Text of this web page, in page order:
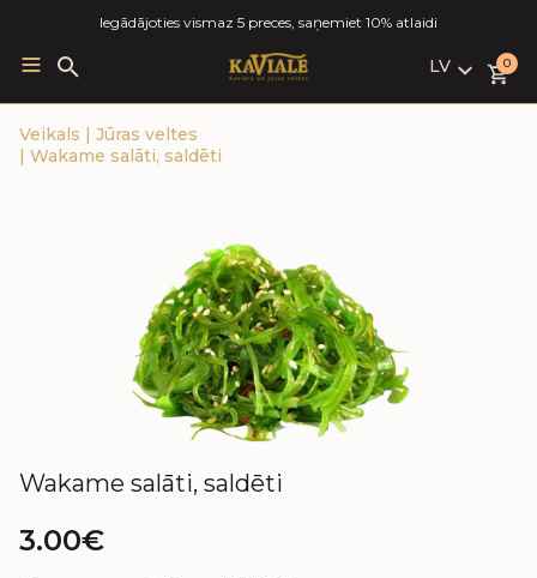
Iegādājoties vismaz 5 preces, saņemiet 10% atlaidi
Search
for:
LV
LV
0
Veikals | Jūras veltes
| Wakame salāti, saldēti
Wakame salāti, saldēti
3.00€